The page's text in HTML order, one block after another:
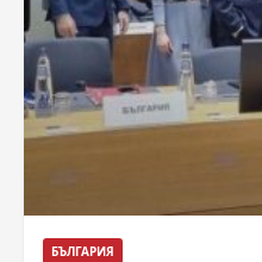
БЪЛГАРИЯ